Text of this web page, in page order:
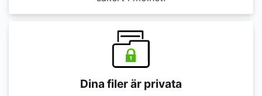
Dina filer är privata